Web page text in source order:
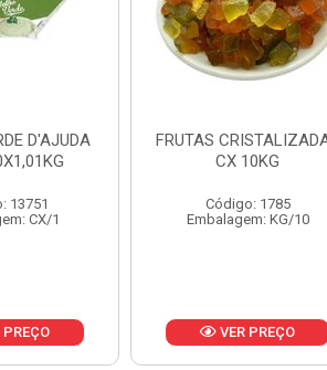
1785
KG/10
PREÇO
MARGARINA PRIMOR
BALDE 3KG
Código: 1801
Embalagem: BD/1
VER PREÇO